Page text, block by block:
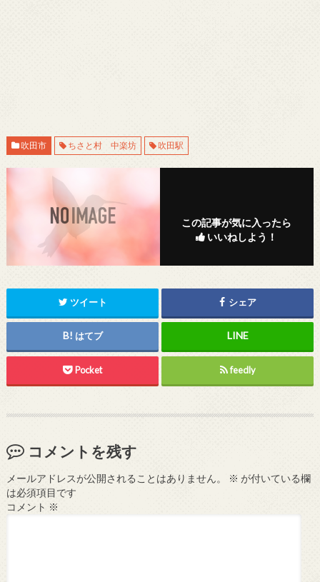
吹田市 ちさと村 中楽坊 吹田駅
この記事が気に入ったら
いいねしよう！
ツイート シェア
はてブ
Pocket feedly
コメントを残す
メールアドレスが公開されることはありません。 ※ が付いている欄
は必須項目です
コメント ※